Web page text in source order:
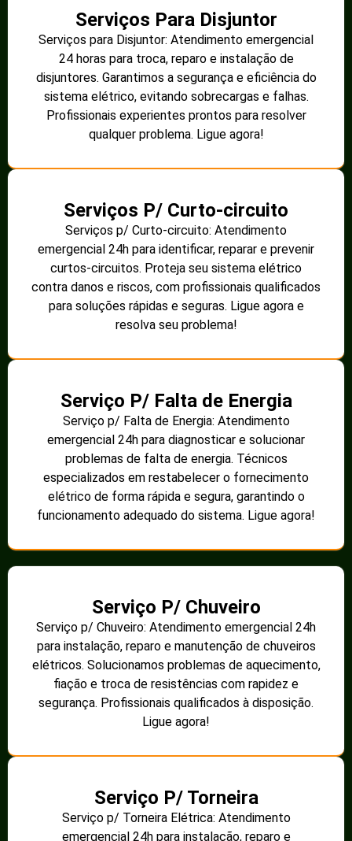
Serviços Para Disjuntor
Serviços para Disjuntor: Atendimento emergencial
24 horas para troca, reparo e instalação de
disjuntores. Garantimos a segurança e eficiência do
sistema elétrico, evitando sobrecargas e falhas.
Profissionais experientes prontos para resolver
qualquer problema. Ligue agora!
Serviços P/ Curto-circuito
Serviços p/ Curto-circuito: Atendimento
emergencial 24h para identificar, reparar e prevenir
curtos-circuitos. Proteja seu sistema elétrico
contra danos e riscos, com profissionais qualificados
para soluções rápidas e seguras. Ligue agora e
resolva seu problema!
Serviço P/ Falta de Energia
Serviço p/ Falta de Energia: Atendimento
emergencial 24h para diagnosticar e solucionar
problemas de falta de energia. Técnicos
especializados em restabelecer o fornecimento
elétrico de forma rápida e segura, garantindo o
funcionamento adequado do sistema. Ligue agora!
Serviço P/ Chuveiro
Serviço p/ Chuveiro: Atendimento emergencial 24h
para instalação, reparo e manutenção de chuveiros
elétricos. Solucionamos problemas de aquecimento,
fiação e troca de resistências com rapidez e
segurança. Profissionais qualificados à disposição.
Ligue agora!
Serviço P/ Torneira
Serviço p/ Torneira Elétrica: Atendimento
emergencial 24h para instalação, reparo e